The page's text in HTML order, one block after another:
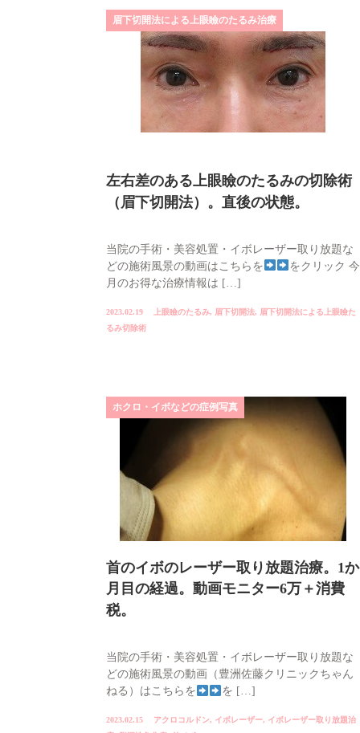
眉下切開法による上眼瞼のたるみ治療
左右差のある上眼瞼のたるみの切除術
（眉下切開法）。直後の状態。
当院の手術・美容処置・イボレーザー取り放題な
どの施術風景の動画はこちらを
をクリック 今
月のお得な治療情報は […]
2023.02.19 上眼瞼のたるみ, 眉下切開法, 眉下切開法による上眼瞼た
るみ切除術
ホクロ・イボなどの症例写真
首のイボのレーザー取り放題治療。1か
月目の経過。動画モニター6万＋消費
税。
当院の手術・美容処置・イボレーザー取り放題な
どの施術風景の動画（豊洲佐藤クリニックちゃん
ねる）はこちらを
を […]
2023.02.15 アクロコルドン, イボレーザー, イボレーザー取り放題治